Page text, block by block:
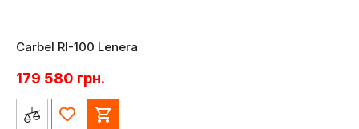
Carbel RI-100 Lenera
179 580 грн.